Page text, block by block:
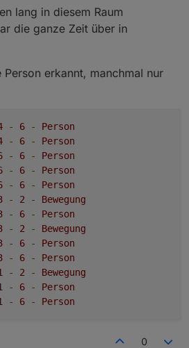
lang in diesem Raum
die ganze Zeit über in
erkannt, manchmal nur
- 6 -
Person
- 6 -
Person
- 6 -
Person
- 6 -
Person
- 6 -
Person
- 2 -
Bewegung
- 6 -
Person
- 2 -
Bewegung
- 6 -
Person
- 6 -
Person
- 2 -
Bewegung
- 6 -
Person
- 6 - Person
0